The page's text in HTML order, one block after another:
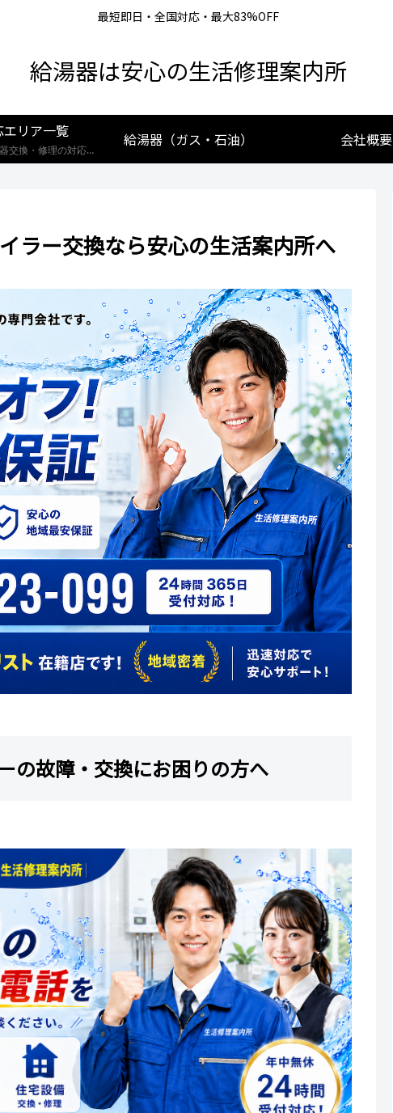
最短即日・全国対応・最大83%OFF
給湯器は安心の生活修理案内所
リア一覧
【全国対応】給湯器交換・修理の対応エリア一覧。北海道から沖縄まで、創業25年の実績あるプロが最短即日で駆けつけます。リンナイ・ノーリツ・パロマなど全メーカー対応。お住まいの地域の施工事例や費用相場をご確認いただけます。
給湯器（ガス・石油） 会社概要
ラー交換なら安心の生活案内所へ
の故障・交換にお困りの方へ